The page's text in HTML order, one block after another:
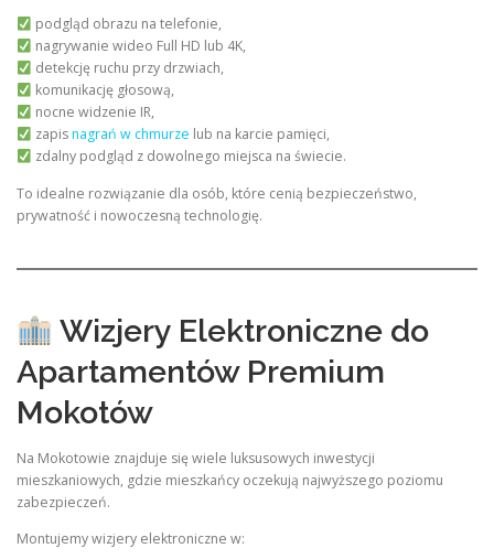
podgląd obrazu na telefonie,
nagrywanie wideo Full HD lub 4K,
detekcję ruchu przy drzwiach,
komunikację głosową,
nocne widzenie IR,
zapisnagrań w chmurze lub na karcie pamięci,
zdalny podgląd z dowolnego miejsca na świecie.
To idealne rozwiązanie dla osób, które cenią bezpieczeństwo,
prywatność i nowoczesną technologię.
Wizjery Elektroniczne do
Apartamentów Premium
Mokotów
Na Mokotowie znajduje się wiele luksusowych inwestycji
mieszkaniowych, gdzie mieszkańcy oczekują najwyższego poziomu
zabezpieczeń.
Montujemy wizjery elektroniczne w: